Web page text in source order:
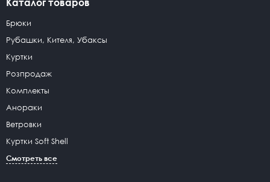
Каталог товаров
Брюки
Рубашки, Кителя, Убаксы
Куртки
Розпродаж
Комплекты
Анораки
Ветровки
Куртки Soft Shell
Смотреть все